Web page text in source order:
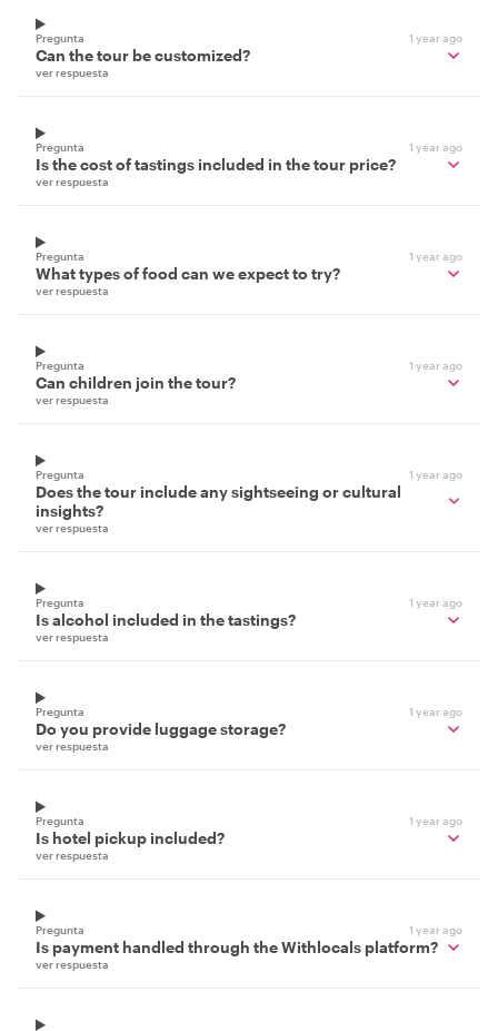
Pregunta 1 year ago
Can the tour be customized?
ver respuesta
Pregunta 1 year ago
Is the cost of tastings included in the tour price?
ver respuesta
Pregunta 1 year ago
What types of food can we expect to try?
ver respuesta
Pregunta 1 year ago
Can children join the tour?
ver respuesta
Pregunta 1 year ago
Does the tour include any sightseeing or cultural
insights?
ver respuesta
Pregunta 1 year ago
Is alcohol included in the tastings?
ver respuesta
Pregunta 1 year ago
Do you provide luggage storage?
ver respuesta
Pregunta 1 year ago
Is hotel pickup included?
ver respuesta
Pregunta 1 year ago
Is payment handled through the Withlocals platform?
ver respuesta